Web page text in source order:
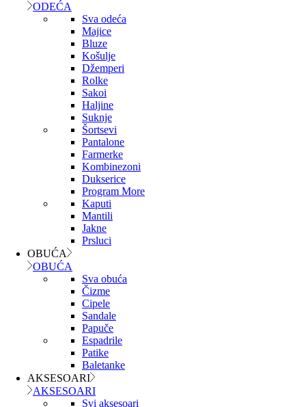
ODEĆA
Sva odeća
Majice
Bluze
Košulje
Džemperi
Rolke
Sakoi
Haljine
Suknje
Šortsevi
Pantalone
Farmerke
Kombinezoni
Dukserice
Program More
Kaputi
Mantili
Jakne
Prsluci
OBUĆA
OBUĆA
Sva obuća
Čizme
Cipele
Sandale
Papuče
Espadrile
Patike
Baletanke
AKSESOARI
AKSESOARI
Svi aksesoari